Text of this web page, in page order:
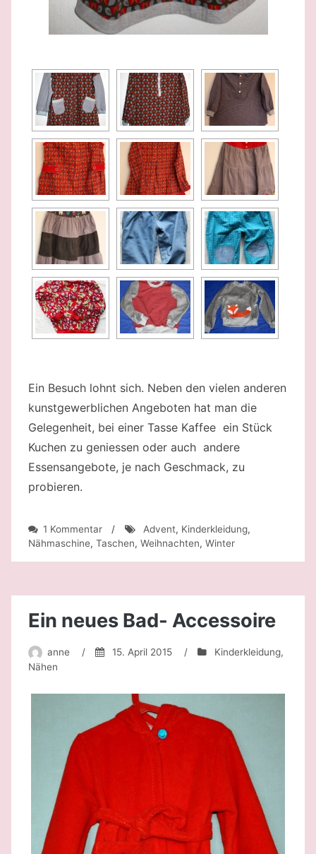
Ein Besuch lohnt sich. Neben den vielen anderen
kunstgewerblichen Angeboten hat man die
Gelegenheit, bei einer Tasse Kaffee ein Stück
Kuchen zu geniessen oder auch andere
Essensangebote, je nach Geschmack, zu
probieren.
1 Kommentarzu
Weihnachtsmarkt
/ Advent, Kinderkleidung,
Nähmaschine, Taschen, Weihnachten, Winter
Ein neues Bad- Accessoire
anne / 15. April 2015 / Kinderkleidung,
Nähen